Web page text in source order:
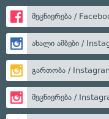
მეცნიერება /
ახალი ამბები /
გართობა /
მეცნიერება /